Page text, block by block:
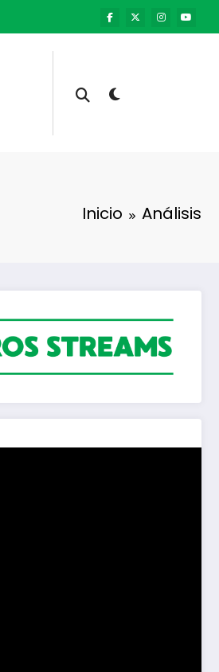
Inicio Análisis